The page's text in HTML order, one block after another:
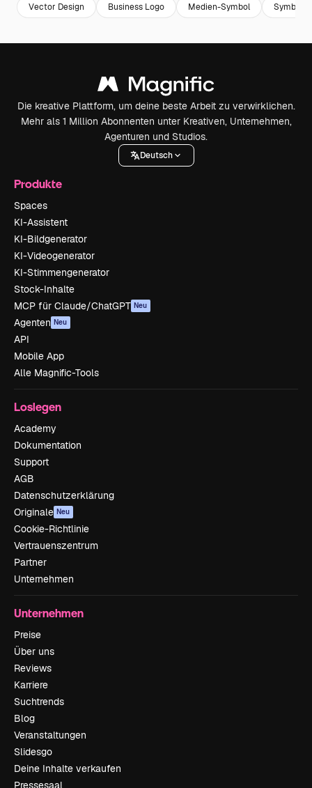
Vector Design Business Logo Medien-Symbol Symbol
Die kreative Plattform, um deine beste Arbeit zu verwirklichen.
Mehr als 1 Million Abonnenten unter Kreativen, Unternehmen,
Agenturen und Studios.
Deutsch
Produkte
Spaces
KI-Assistent
KI-Bildgenerator
KI-Videogenerator
KI-Stimmengenerator
Stock-Inhalte
MCP für Claude/ChatGPT Neu
Agenten Neu
API
Mobile App
Alle Magnific-Tools
Loslegen
Academy
Dokumentation
Support
AGB
Datenschutzerklärung
Originale Neu
Cookie-Richtlinie
Vertrauenszentrum
Partner
Unternehmen
Unternehmen
Preise
Über uns
Reviews
Karriere
Suchtrends
Blog
Veranstaltungen
Slidesgo
Deine Inhalte verkaufen
Pressesaal